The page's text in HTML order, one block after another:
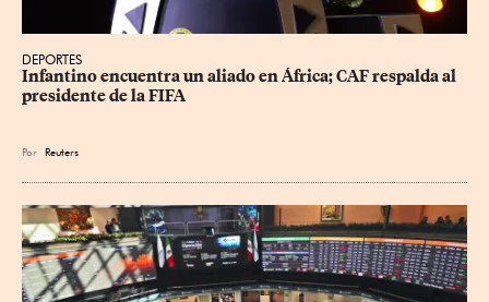
DEPORTES
Infantino encuentra un aliado en África; CAF respalda al
presidente de la FIFA
Por Reuters